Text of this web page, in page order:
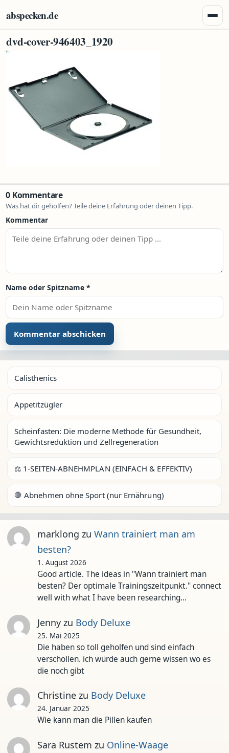
abspecken.de
dvd-cover-946403_1920
0 Kommentare
Was hat dir geholfen? Teile deine Erfahrung oder deinen Tipp.
Kommentar
Name oder Spitzname *
Calisthenics
Appetitzügler
Scheinfasten: Die moderne Methode für Gesundheit,
Gewichtsreduktion und Zellregeneration
⚖️ 1-SEITEN-ABNEHMPLAN (EINFACH & EFFEKTIV)
🛑 Abnehmen ohne Sport (nur Ernährung)
marklong zu Wann trainiert man am
besten?
1. August 2026
Good article. The ideas in "Wann trainiert man
besten? Der optimale Trainingszeitpunkt." connect
well with what I have been researching…
Jennyzu Body Deluxe
25. Mai 2025
Die haben so toll geholfen und sind einfach
verschollen. ich würde auch gerne wissen wo es
die noch gibt
Christinezu Body Deluxe
24. Januar 2025
Wie kann man die Pillen kaufen
Sara Rustem zu Online-Waage